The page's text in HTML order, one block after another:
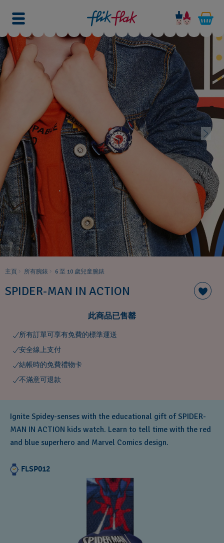
主頁 所有腕錶 6 至 10 歲兒童腕錶
SPIDER-MAN IN ACTION
此商品已售罄
所有訂單可享有免費的標準運送
安全線上支付
結帳時的免費禮物卡
不滿意可退款
Ignite Spidey-senses with the educational gift of SPIDER-
MAN IN ACTION kids watch. Learn to tell time with the red
and blue superhero and Marvel Comics design.
FLSP012